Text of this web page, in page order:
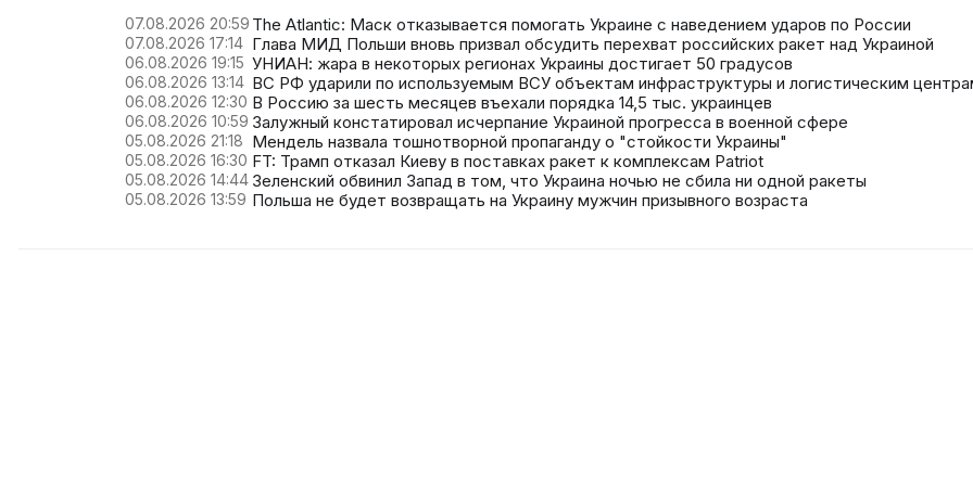
07.08.2026 20:59 The Atlantic: Маск отказывается помогать Украине с наведением ударов по России
07.08.2026 17:14 Глава МИД Польши вновь призвал обсудить перехват российских ракет над Украиной
06.08.2026 19:15 УНИАН: жара в некоторых регионах Украины достигает 50 градусов
06.08.2026 13:14 ВС РФ ударили по используемым ВСУ объектам инфраструктуры и логистическим
06.08.2026 12:30 В Россию за шесть месяцев въехали порядка 14,5 тыс. украинцев
06.08.2026 10:59 Залужный констатировал исчерпание Украиной прогресса в военной сфере
05.08.2026 21:18 Мендель назвала тошнотворной пропаганду о "стойкости Украины"
05.08.2026 16:30 FT: Трамп отказал Киеву в поставках ракет к комплексам Patriot
05.08.2026 14:44 Зеленский обвинил Запад в том, что Украина ночью не сбила ни одной ракеты
05.08.2026 13:59 Польша не будет возвращать на Украину мужчин призывного возраста